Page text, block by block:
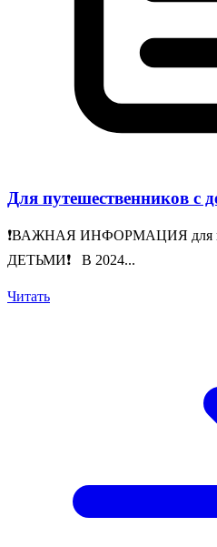
Для путешественников с
❗️ВАЖНАЯ ИНФОРМАЦИЯ для
ДЕТЬМИ❗️ В 2024...
Читать